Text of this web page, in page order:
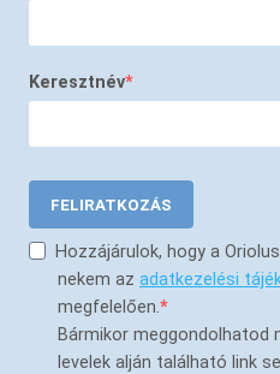
Keresztnév
FELIRATKOZÁS
Hozzájárulok, hogy a
nekem az adatkezelési
megfelelően.
Bármikor meggondolhatod
levelek alján található link